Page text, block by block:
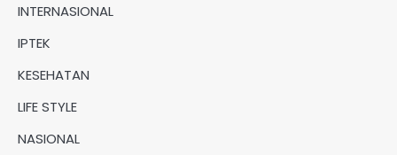
INTERNASIONAL
IPTEK
KESEHATAN
LIFE STYLE
NASIONAL